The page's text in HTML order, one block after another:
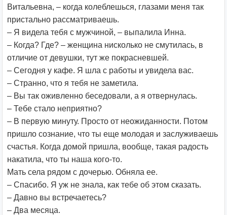
Витальевна, – когда колеблешься, глазами меня так
пристально рассматриваешь.
– Я видела тебя с мужчиной, – выпалила Инна.
– Когда? Где? – женщина нисколько не смутилась, в
отличие от девушки, тут же покрасневшей.
– Сегодня у кафе. Я шла с работы и увидела вас.
– Странно, что я тебя не заметила.
– Вы так оживленно беседовали, а я отвернулась.
– Тебе стало неприятно?
– В первую минуту. Просто от неожиданности. Потом
пришло сознание, что ты еще молодая и заслуживаешь
счастья. Когда домой пришла, вообще, такая радость
накатила, что ты наша кого-то.
Мать села рядом с дочерью. Обняла ее.
– Спасибо. Я уж не знала, как тебе об этом сказать.
– Давно вы встречаетесь?
– Два месяца.